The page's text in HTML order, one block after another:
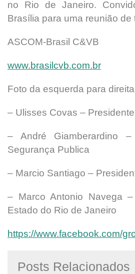
no Rio de Janeiro.
Brasília para uma reunião
ASCOM-Brasil C&VB
www.brasilcvb.com.br
Foto da esquerda para direita
– Ulisses Covas –
– André Giamberardino
Segurança Publica
– Marcio Santiago –
– Marco Antonio Navega
Estado do Rio de Janeiro
https://www.facebook.com/
Posts Relacionados